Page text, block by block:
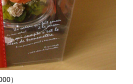
）